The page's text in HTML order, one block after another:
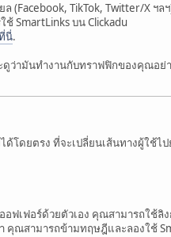
(Facebook, TikTok, Twitter/X
SmartLinks บน Clickadu
นี่.
ว่ามันทำงานกับทราฟฟิกของคุณอย่
ด้โดยตรง ที่จะเปลี่ยนเส้นทางผู้ใช้
ฟเฟอร์ด้วยตัวเอง คุณสามารถใช้ลิ
คุณสามารถข้ามทฤษฎีและลองใช้